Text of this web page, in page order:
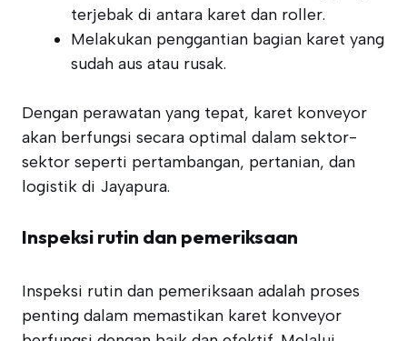
terjebak di antara karet dan roller.
Melakukan penggantian bagian karet yang
sudah aus atau rusak.
Dengan perawatan yang tepat, karet konveyor
akan berfungsi secara optimal dalam sektor-
sektor seperti pertambangan, pertanian, dan
logistik di Jayapura.
Inspeksi rutin dan pemeriksaan
Inspeksi rutin dan pemeriksaan adalah proses
penting dalam memastikan karet konveyor